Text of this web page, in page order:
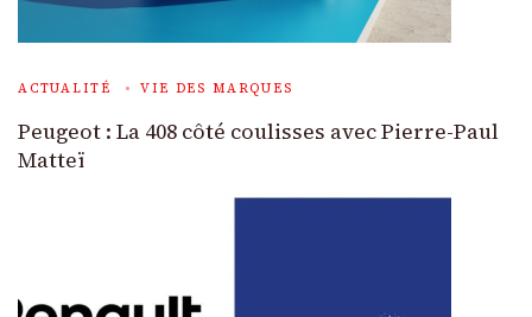
ACTUALITÉ VIE DES MARQUES
Peugeot : La 408 côté coulisses avec Pierre-Paul
Matteï